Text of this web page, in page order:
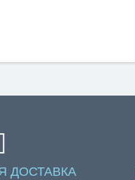
ДОСТАВКА